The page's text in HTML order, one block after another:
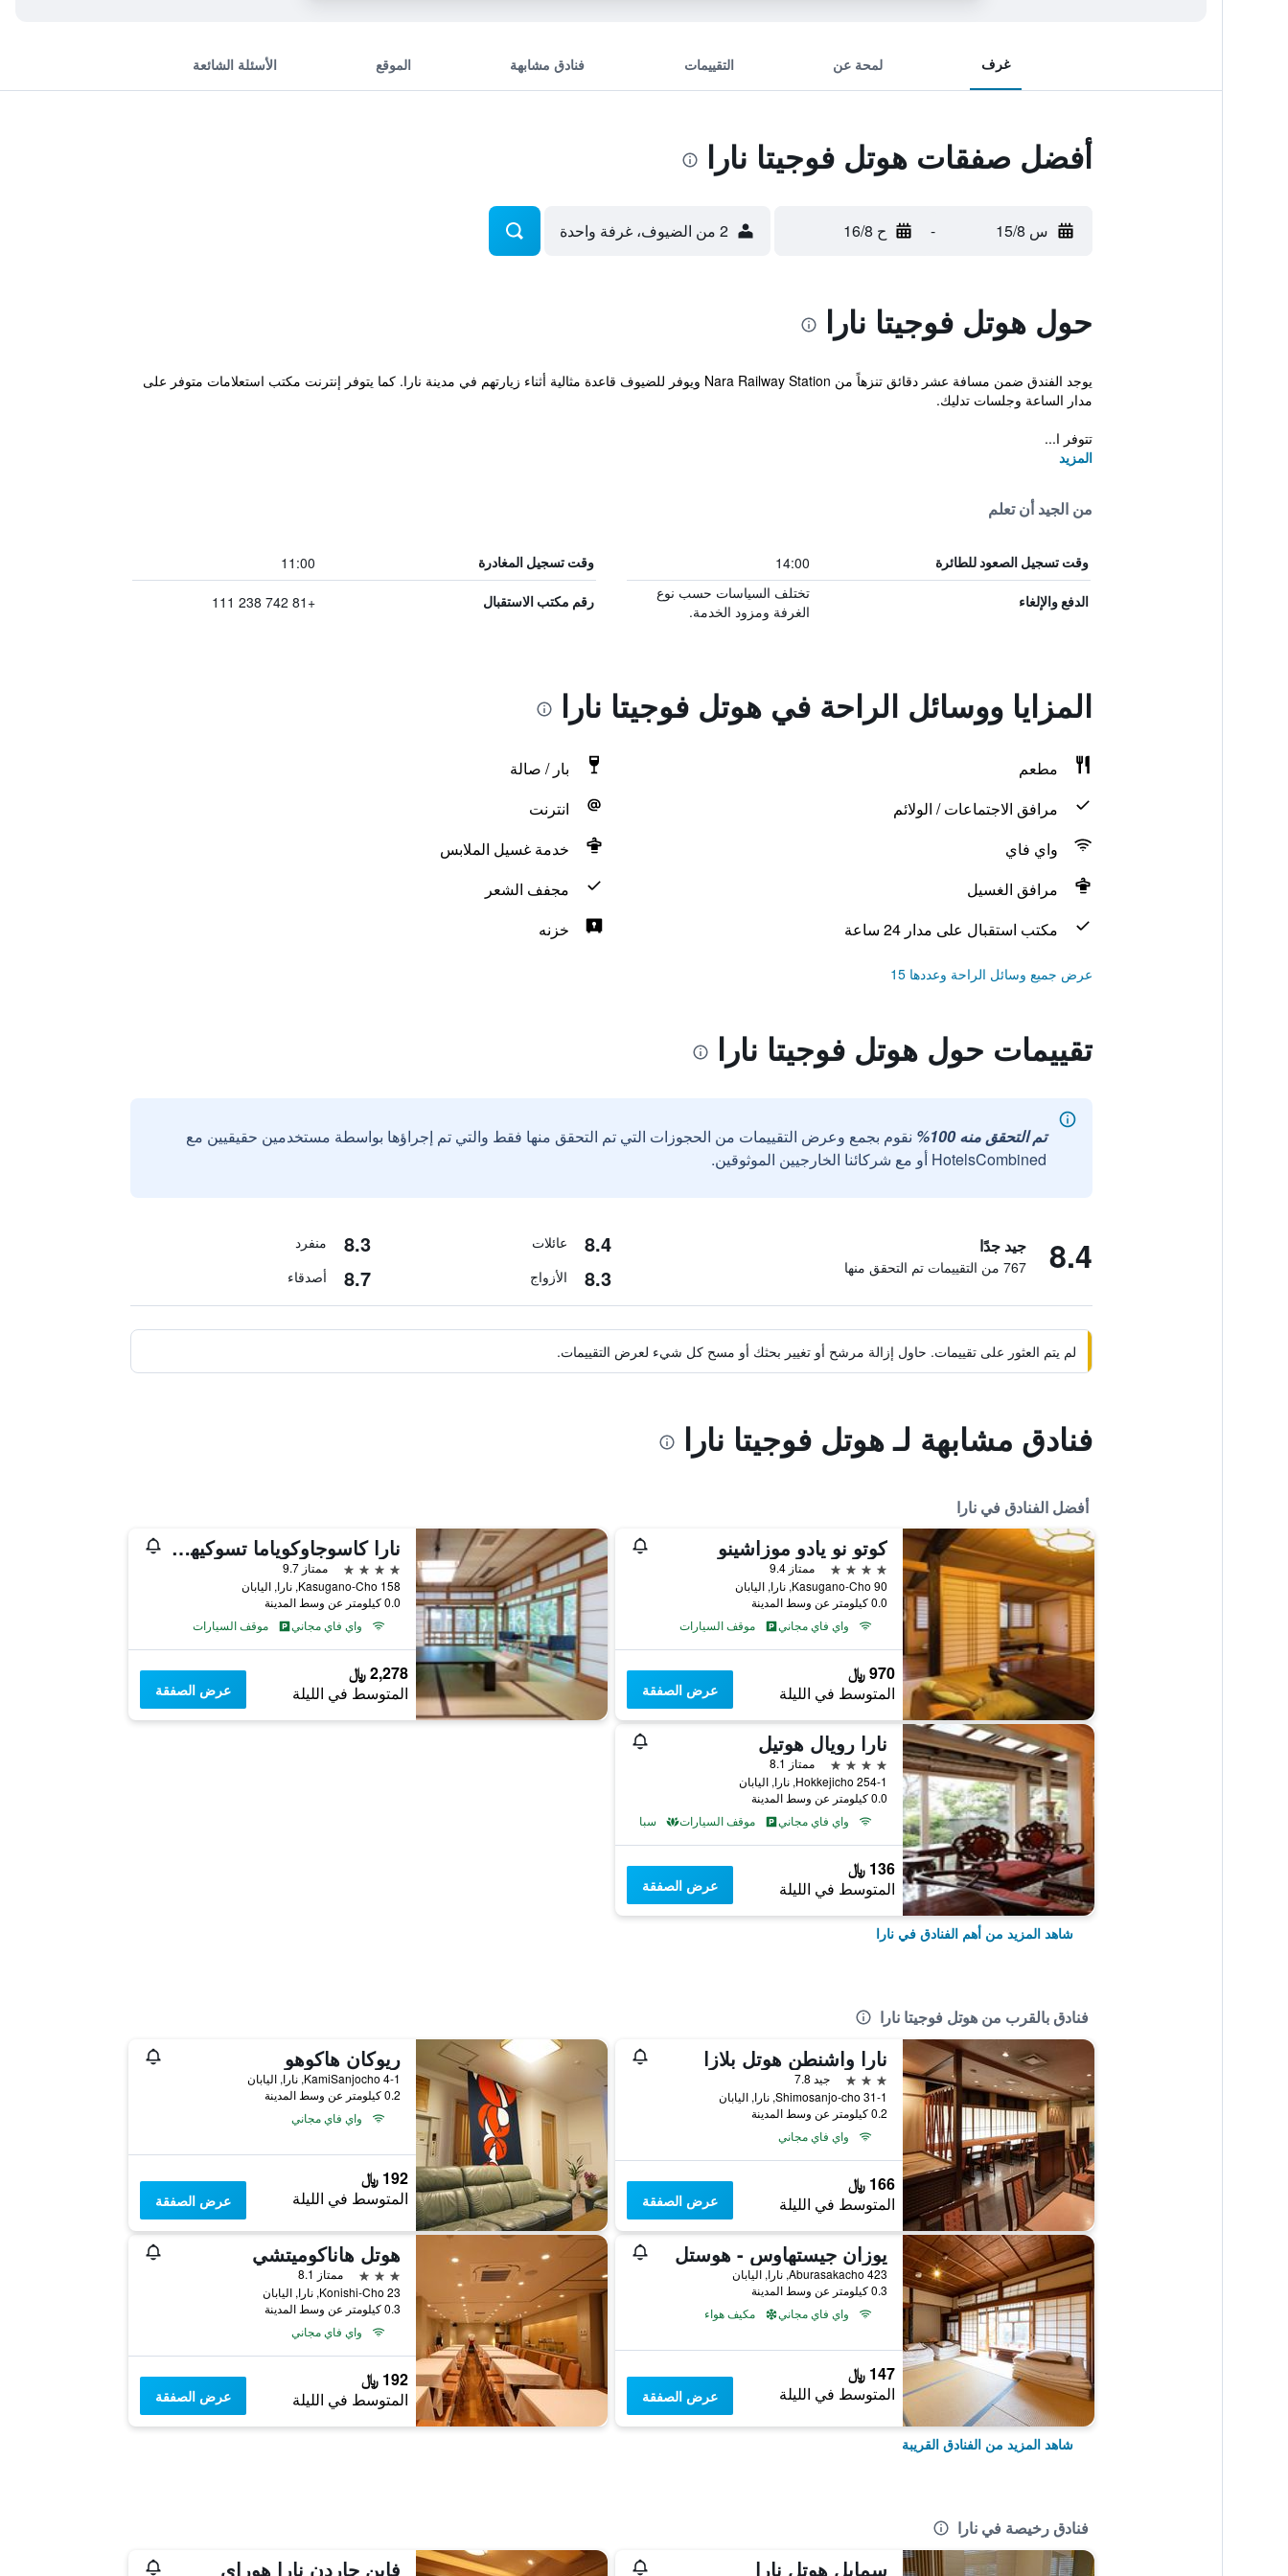
غرف لمحة عن التقييمات فنادق مشابهة الموقع الأسئلة الشائعة
أفضل صفقات هوتل فوجيتا نارا
س 15/8 - ح 16/8 2 من الضيوف، غرفة واحدة
حول هوتل فوجيتا نارا
يوجد الفندق ضمن مسافة عشر دقائق تنزهاً من Nara Railway Station ويوفر للضيوف قاعدة مثالية أثناء زيارتهم في مدينة نارا. كما يتوفر إنترنت مكتب استعلامات متوفر على
مدار الساعة وجلسات تدليك.
تتوفر ا...
المزيد
من الجيد أن تعلم
وقت تسجيل الصعود للطائرة 14:00 وقت تسجيل المغادرة 11:00
الدفع والإلغاء
تختلف السياسات حسب نوع
الغرفة ومزود الخدمة.
رقم مكتب الاستقبال +81 742 238 111
المزايا ووسائل الراحة في هوتل فوجيتا نارا
مطعم
بار / صالة
مرافق الاجتماعات / الولائم
انترنت
واي فاي
خدمة غسيل الملابس
مرافق الغسيل
مجفف الشعر
مكتب استقبال على مدار 24 ساعة
خزنه
عرض جميع وسائل الراحة وعددها 15
تقييمات حول هوتل فوجيتا نارا
تم التحقق منه 100%
نقوم بجمع وعرض التقييمات من الحجوزات التي تم التحقق منها فقط والتي تم إجراؤها بواسطة مستخدمين حقيقيين مع
HotelsCombined أو مع شركائنا الخارجيين الموثوقين.
8.4 جيد جدًا
767 من التقييمات تم التحقق منها
8.4 عائلات 8.3 منفرد
8.3 الأزواج 8.7 أصدقاء
لم يتم العثور على تقييمات. حاول إزالة مرشح أو تغيير بحثك أو مسح كل شيء لعرض التقييمات.
فنادق مشابهة لـ هوتل فوجيتا نارا
أفضل الفنادق في نارا
كوتو نو يادو موزاشينو
4 نجوم
ممتاز 9.4
Kasugano-Cho 90, نارا, اليابان
0.0 كيلومتر عن وسط المدينة
واي فاي مجاني
موقف السيارات
970 ﷼
المتوسط في الليلة عرض الصفقة
نارا كاسوجاوكوياما تسوكيهيتي
4 نجوم
ممتاز 9.7
158 Kasugano-Cho, نارا, اليابان
0.0 كيلومتر عن وسط المدينة
واي فاي مجاني
موقف السيارات
2,278 ﷼
المتوسط في الليلة عرض الصفقة
نارا رويال هوتيل
4 نجوم
ممتاز 8.1
254-1 Hokkejicho, نارا, اليابان
0.0 كيلومتر عن وسط المدينة
واي فاي مجاني
موقف السيارات سبا
136 ﷼
المتوسط في الليلة عرض الصفقة
شاهد المزيد من أهم الفنادق في نارا
فنادق بالقرب من هوتل فوجيتا نارا
نارا واشنطن هوتل بلازا
3 نجوم
جيد 7.8
31-1 Shimosanjo-cho, نارا, اليابان
0.2 كيلومتر عن وسط المدينة
واي فاي مجاني
166 ﷼
المتوسط في الليلة عرض الصفقة
ريوكان هاكوهو
4-1 KamiSanjocho, نارا, اليابان
0.2 كيلومتر عن وسط المدينة
واي فاي مجاني
192 ﷼
المتوسط في الليلة عرض الصفقة
يوزان جيستهاوس - هوستل
423 Aburasakacho, نارا, اليابان
0.3 كيلومتر عن وسط المدينة
واي فاي مجاني
مكيف هواء
147 ﷼
المتوسط في الليلة عرض الصفقة
هوتل هاناكوميتشي
3 نجوم
ممتاز 8.1
23 Konishi-Cho, نارا, اليابان
0.3 كيلومتر عن وسط المدينة
واي فاي مجاني
192 ﷼
المتوسط في الليلة عرض الصفقة
شاهد المزيد من الفنادق القريبة
فنادق رخيصة في نارا
سمايل هوتل نارا فاين جاردن نارا هوراي